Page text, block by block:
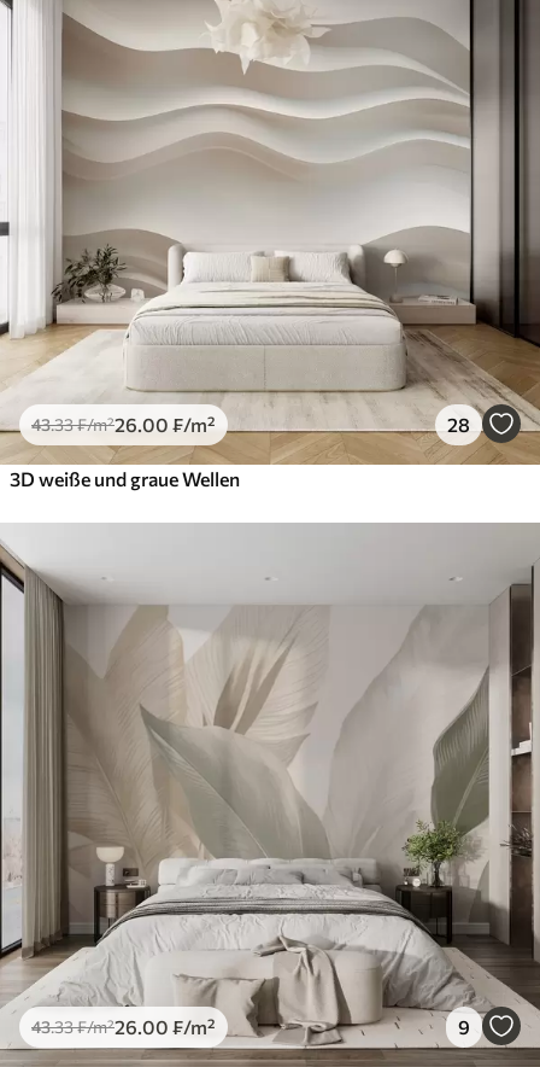
43.33₣/m²26.00 ₣/m² 28
3D weiße und graue Wellen
43.33₣/m²26.00 ₣/m² 9